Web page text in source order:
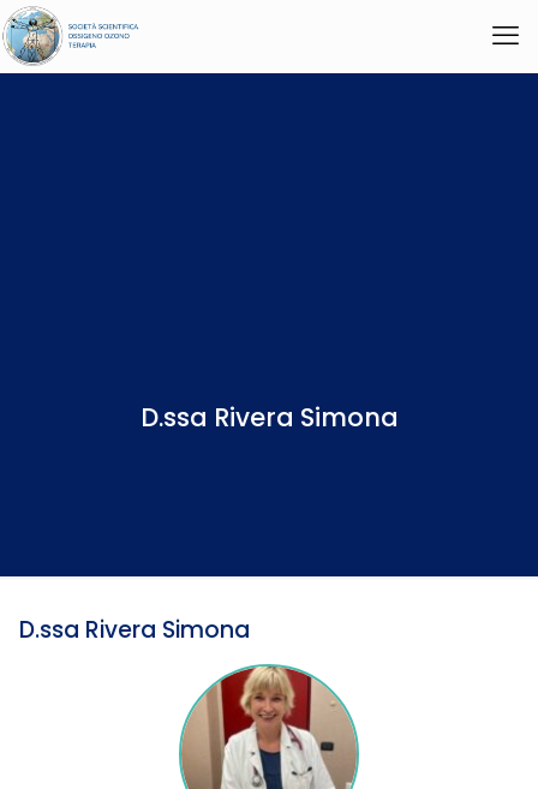
D.ssa Rivera Simona
D.ssa Rivera Simona